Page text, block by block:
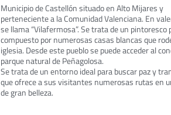
Municipio de Castellón situado en Alto Mijares y
perteneciente a la Comunidad Valenciana. En
se llama “Vilafermosa”. Se trata de un pintoresco
compuesto por numerosas casas blancas que
iglesia. Desde este pueblo se puede acceder al
parque natural de Peñagolosa.
Se trata de un entorno ideal para buscar paz y
que ofrece a sus visitantes numerosas rutas en
de gran belleza.